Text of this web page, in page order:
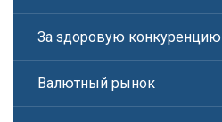
За здоровую конкуренцию
Валютный рынок